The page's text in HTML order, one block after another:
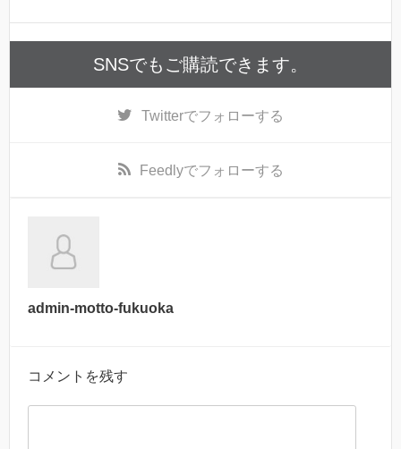
SNSでもご購読できます。
Twitterでフォローする
Feedlyでフォローする
admin-motto-fukuoka
コメントを残す